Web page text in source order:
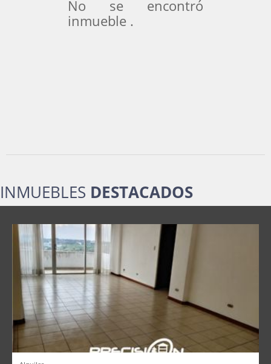
No se encontró
inmueble .
INMUEBLES DESTACADOS